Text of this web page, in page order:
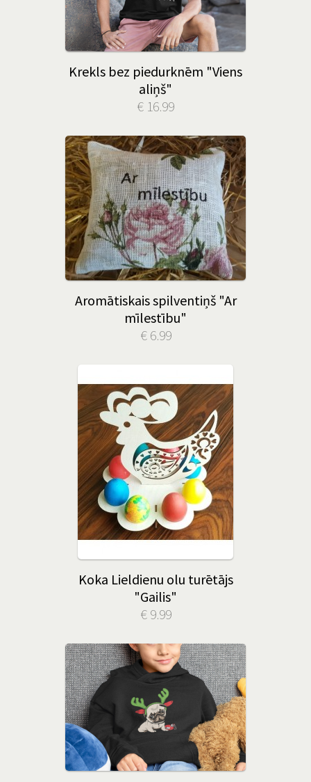
Krekls bez piedurknēm "Viens
aliņš"
€ 16.99
Aromātiskais spilventiņš "Ar
mīlestību"
€ 6.99
Koka Lieldienu olu turētājs
"Gailis"
€ 9.99